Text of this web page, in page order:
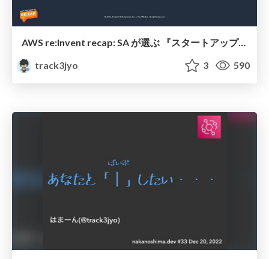
AWS re:Invent recap: SA が選ぶ 『スタートアップに嬉しい新サービス・新機能』 #AWSStartupfm
track3jyo
3 590